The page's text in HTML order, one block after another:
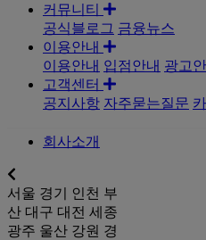
커뮤니티
공식블로그 금융뉴스
이용안내
이용안내 입점안내 광고
고객센터
공지사항 자주묻는질문
회사소개
서울 경기 인천 부
산 대구 대전 세종
광주 울산 강원 경